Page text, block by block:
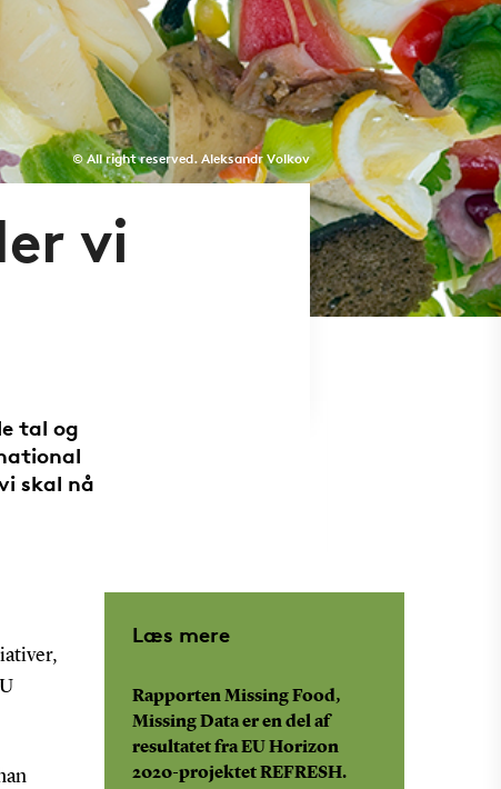
© All right reserved. Aleksandr Volkov
vi
tal og
skal nå
Læs mere
Rapporten Missing Food,
Missing Data er en del af
resultatet fra EU Horizon
2020-projektet REFRESH.